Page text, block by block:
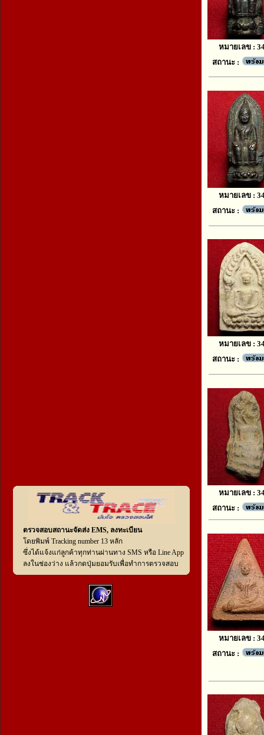
ตรวจสอบสถานะจัดส่ง EMS, ลงทะเบียน
โดยพิมพ์ Tracking number 13 หลัก
ซึ่งได้แจ้งแก่ลูกค้าทุกท่านผ่านทาง SMS หรือ Line App
ลงในช่องว่าง แล้วกดปุ่มยอมรับเพื่อทำการตรวจสอบ
หมายเลข :
สถานะ :
หมายเลข :
สถานะ :
หมายเลข :
สถานะ :
หมายเลข :
สถานะ :
หมายเลข :
สถานะ :